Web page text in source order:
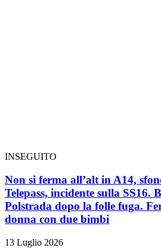
INSEGUITO
Non si ferma all’alt in A14,
Telepass, incidente sulla SS16.
Polstrada dopo la folle fuga.
donna con due bimbi
13 Luglio 2026